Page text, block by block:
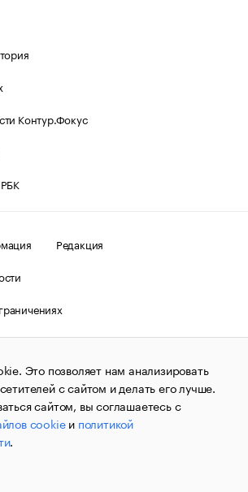
Контур.Фокус
Редакция
О соблюдении авторских прав
1995–2026.Сообщения
агентства «РБК»
Федеральной службой по надзору в сфере
технологий и массовых
09.12.2015 за номером ИА
пометкой «РБК». Отдельные
информацию,
для пользователей
Это позволяет нам анализировать
с сайтом и делать его лучше.
сайтом, вы соглашаетесь с
cookieи политикой
.